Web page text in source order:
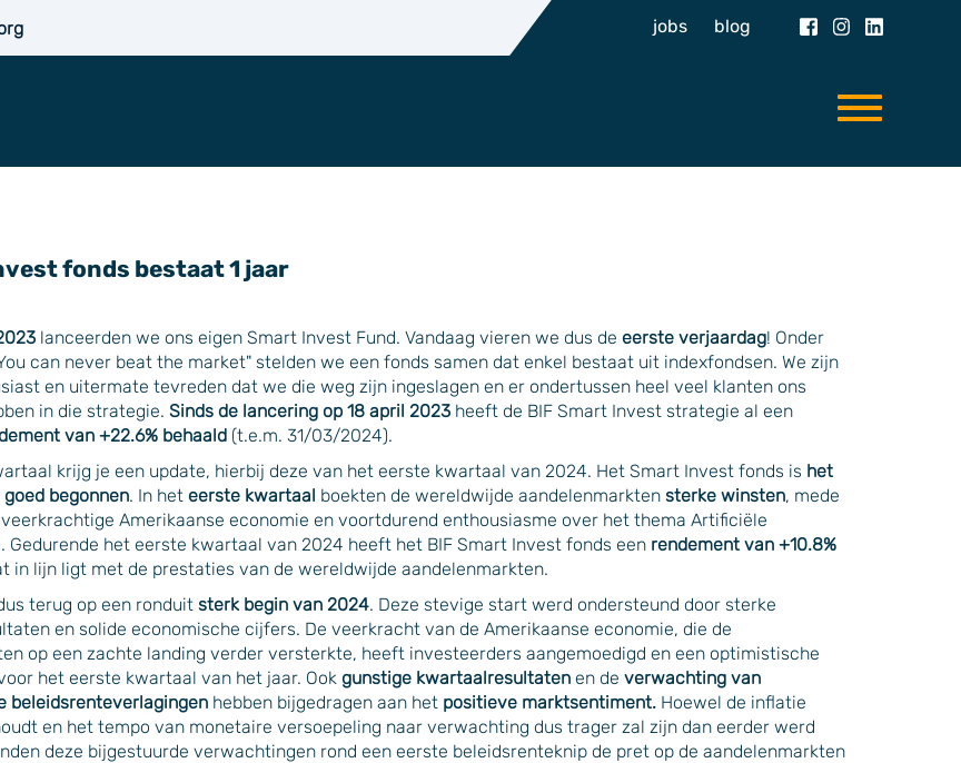
jobs blog
fonds bestaat 1 jaar
lanceerden we ons eigen Smart Invest Fund. Vandaag vieren we dus de eerste verjaardag! Onder
can never beat the market" stelden we een fonds samen dat enkel bestaat uit indexfondsen. We zijn
en uitermate tevreden dat we die weg zijn ingeslagen en er ondertussen heel veel klanten ons
in die strategie. Sinds de lancering op 18 april 2023heeft de BIF Smart Invest strategie al een
van +22.6% behaald(t.e.m. 31/03/2024).
krijg je een update, hierbij deze van het eerste kwartaal van 2024. Het Smart Invest fonds is het
begonnen. In het eerste kwartaal boekten de wereldwijde aandelenmarkten sterke winsten, mede
Amerikaanse economie en voortdurend enthousiasme over het thema Artificiële
Gedurende het eerste kwartaal van 2024 heeft het BIF Smart Invest fonds een rendement van +10.8%
in lijn ligt met de prestaties van de wereldwijde aandelenmarkten.
terug op een ronduit sterk begin van 2024. Deze stevige start werd ondersteund door sterke
en solide economische cijfers. De veerkracht van de Amerikaanse economie, die de
op een zachte landing verder versterkte, heeft investeerders aangemoedigd en een optimistische
het eerste kwartaal van het jaar. Ook gunstige kwartaalresultatenen de verwachting van
beleidsrenteverlagingenhebben bijgedragen aan het positieve marktsentiment.Hoewel de inflatie
en het tempo van monetaire versoepeling naar verwachting dus trager zal zijn dan eerder werd
deze bijgestuurde verwachtingen rond een eerste beleidsrenteknip de pret op de aandelenmarkten